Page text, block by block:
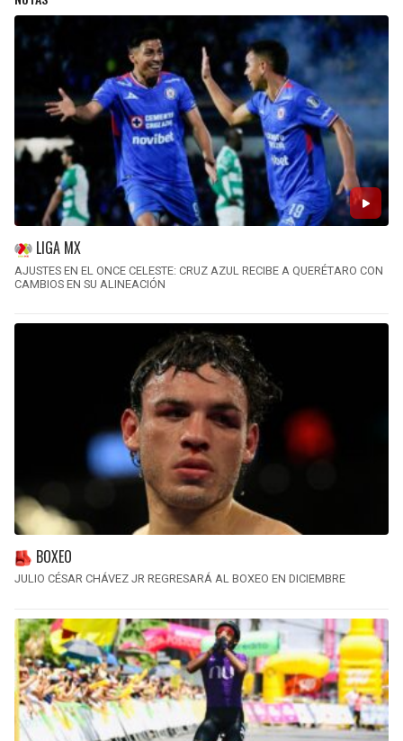
LIGA MX
AJUSTES EN EL ONCE CELESTE: CRUZ AZUL RECIBE A QUERÉTARO CON
CAMBIOS EN SU ALINEACIÓN
BOXEO
JULIO CÉSAR CHÁVEZ JR REGRESARÁ AL BOXEO EN DICIEMBRE